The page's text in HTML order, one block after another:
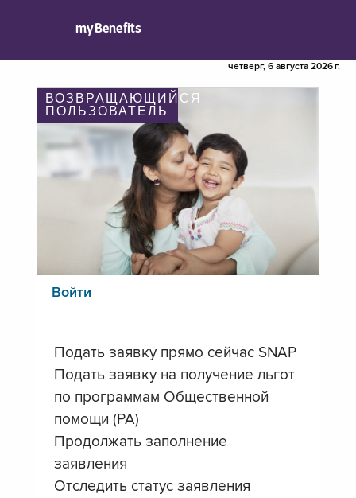
myBenefits
четверг, 6 августа 2026 г.
ВОЗВРАЩАЮЩИЙСЯ
ПОЛЬЗОВАТЕЛЬ
Войти
Подать заявку прямо сейчас SNAP
Подать заявку на получение льгот
по программам Общественной
помощи (PA)
Продолжать заполнение
заявления
Отследить статус заявления